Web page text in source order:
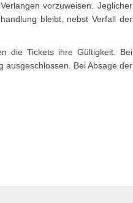
vorzuweisen. Jeglicher
bleibt, nebst Verfall der
die Tickets ihre Gültigkeit. Bei
ausgeschlossen. Bei Absage der